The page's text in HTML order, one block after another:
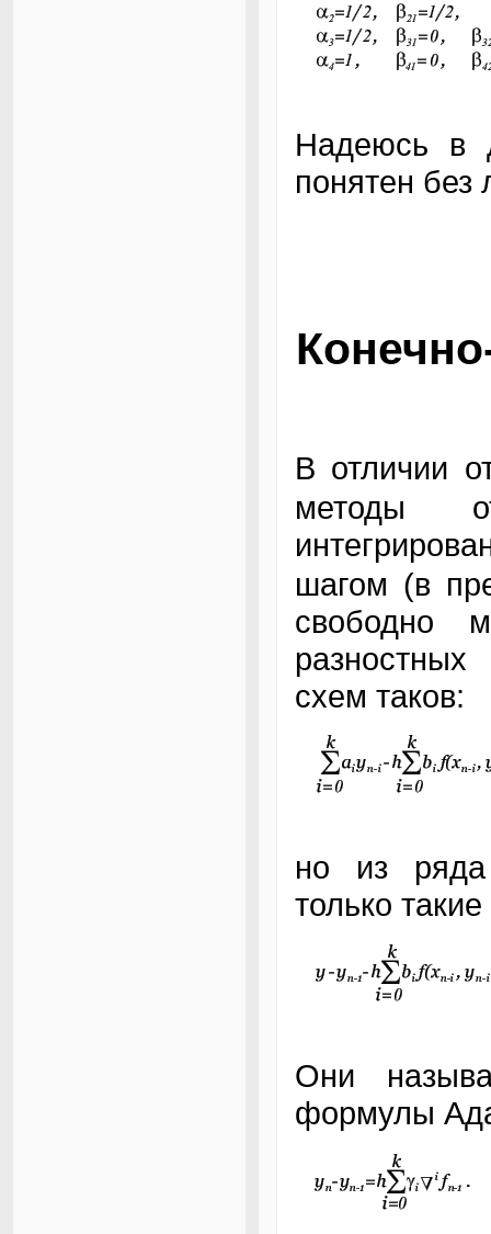
Надеюсь в
понятен без
В отличии
методы
шагом (в
свободно
разностных
схем таков:
но из ряда
только
Они
формулы